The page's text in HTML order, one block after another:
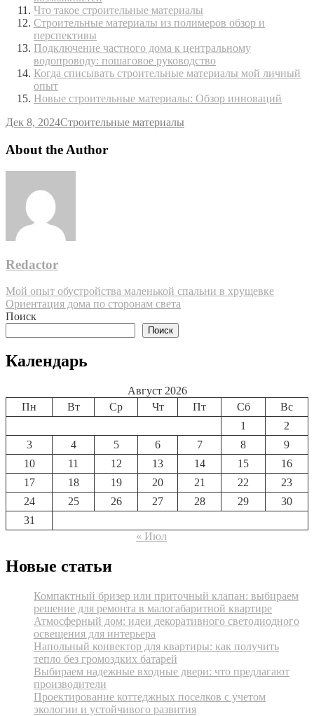
Что такое строительные материалы
Строительные материалы из полимеров обзор и
перспективы
Подключение частного дома к центральному
водопроводу: пошаговое руководство
Когда списывать строительные материалы мой личный
опыт
Новые строительные материалы: Обзор инноваций
Дек 8, 2024Строительные материалы
About the Author
Redactor
Навигация
по
Мой опыт обустройства маленькой спальни в хрущевке
Ориентация дома по сторонам света
Поиск
Поиск
Календарь
Август 2026
Пн
Вт Ср Чт Пт Сб
Вс
1
2
3
4 5 6 7 8
9
10
11 12 13 14 15
16
17
18 19 20 21 22
23
24
25 26 27 28 29
30
31
« Июл
Новые статьи
Компактный бризер или приточный клапан: выбираем
решение для ремонта в малогабаритной квартире
Атмосферный дом: идеи декоративного светодиодного
освещения для интерьера
Напольный конвектор для квартиры: как получить
тепло без громоздких батарей
Выбираем надежные входные двери: что предлагают
производители
Проектирование коттеджных поселков с учетом
экологии и устойчивого развития